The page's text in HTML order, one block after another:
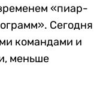
«пиар-
Сегодня
командами и
меньше